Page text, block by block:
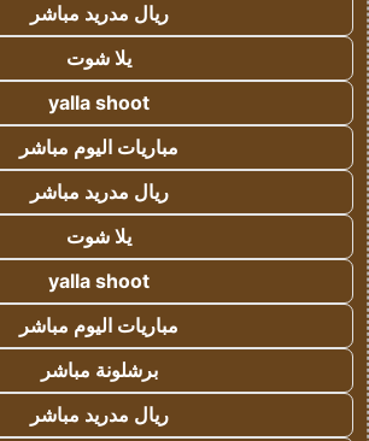
ريال مدريد مباشر
يلا شوت
yalla shoot
مباريات اليوم مباشر
ريال مدريد مباشر
يلا شوت
yalla shoot
مباريات اليوم مباشر
برشلونة مباشر
ريال مدريد مباشر